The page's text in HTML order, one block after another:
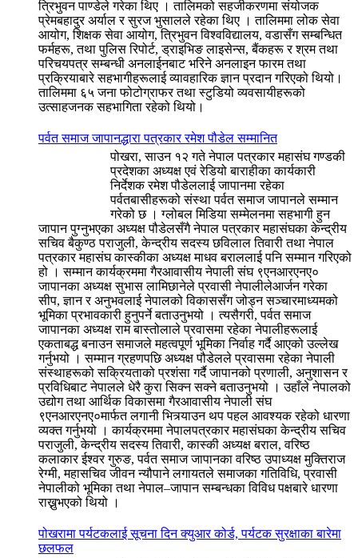
त्रिभुवन पाण्डेले गरेका थिए । तालिमको सहजीकरणमा संयोजक
प्रेमबहादुर अर्याल र सुरज भुसालले रहेका थिए । तालिममा लोक सेवा
आयोग, शिक्षक सेवा आयोग, त्रिभुवन विश्वविद्यालय, वडासँग सम्बन्धित
फर्महरू, तथा पुलिस रिपोर्ट, ड्राइभिङ लाइसेन्स, बैंकहरू र श्रम तथा
परिचयपत्र सम्बन्धी अनलाईनबाट भरिने अनलाइन फारम तथा
प्रक्रियाबारे सहभागीहरूलाई व्यावहारिक ज्ञान प्रदान गरिएको थियो।
तालिममा ६५ जना फोटोग्राफर तथा स्टुडियो व्यवसायीहरूको
उत्साहजनक सहभागिता रहेको थियो।
पर्वत समाज जापानद्धारा पत्रकार रमेश पौडेल सम्मानित
पोखरा, साउन १२ गते नेपाल पत्रकार महासंघ गण्डकी
प्रदेशका अध्यक्ष एवं रेडियो बाराहीका कार्यकारी
निर्देशक रमेश पौडेललाई जापानमा रहेका
पर्वतबासीहरूको संस्था पर्वत समाज जापानले सम्मान
गरेको छ । ग्लोबल मिडिया सम्मेलनमा सहभागी हुन
जापान पुग्नुभएका अध्यक्ष पौडेलसँगै नेपाल पत्रकार महासंघका केन्द्रीय
सचिव बैकुण्ठ पराजुली, केन्द्रीय सदस्य छविलाल तिवारी तथा नेपाल
पत्रकार महासंघ कास्कीका अध्यक्ष माधव बराललाई पनि सम्मान गरिएको
हो । सम्मान कार्यक्रममा गैरआवासीय नेपाली संघ ९एनआरएनए०
जापानका अध्यक्ष सुभास लामिछानेले प्रवासी नेपालीलेआर्जन गरेका
सीप, ज्ञान र अनुभवलाई नेपालको विकाससँग जोड्न सञ्चारमाध्यमको
भूमिका प्रभावकारी हुनुपर्ने बताउनुभयो । त्यसैगरी, पर्वत समाज
जापानका अध्यक्ष राम बास्तोलाले प्रवासमा रहेका नेपालीहरूलाई
एकताबद्ध बनाउन समाजले महत्वपूर्ण भूमिका निर्वाह गर्दै आएको उल्लेख
गर्नुभयो । सम्मान ग्रहणपछि अध्यक्ष पौडेलले प्रवासमा रहेका नेपाली
संस्थाहरूको सक्रियताको प्रशंसा गर्दै जापानको प्रणाली, अनुशासन र
प्रविधिबाट नेपालले धेरै कुरा सिक्न सक्ने बताउनुभयो । उहाँले नेपालको
उद्योग तथा आर्थिक विकासमा गैरआवासीय नेपाली संघ
९एनआरएनए०मार्फत लगानी भित्र्याउन थप पहल आवश्यक रहेको धारणा
व्यक्त गर्नुभयो । कार्यक्रममा नेपालपत्रकार महासंघका केन्द्रीय सचिव
पराजुली, केन्द्रीय सदस्य तिवारी, कास्की अध्यक्ष बराल, वरिष्ठ
कलाकार ईश्वर गुरुङ, पर्वत समाज जापानका वरिष्ठ उपाध्यक्ष मुक्तिराज
रेग्मी, महासचिव जीवन न्यौपाने लगायतले समाजका गतिविधि, प्रवासी
नेपालीको भूमिका तथा नेपाल–जापान सम्बन्धका विविध पक्षबारे धारणा
राख्नुभएको थियो ।
पोखरामा पर्यटकलाई सूचना दिन क्युआर कोर्ड, पर्यटक सुरक्षाका बारेमा
छलफल